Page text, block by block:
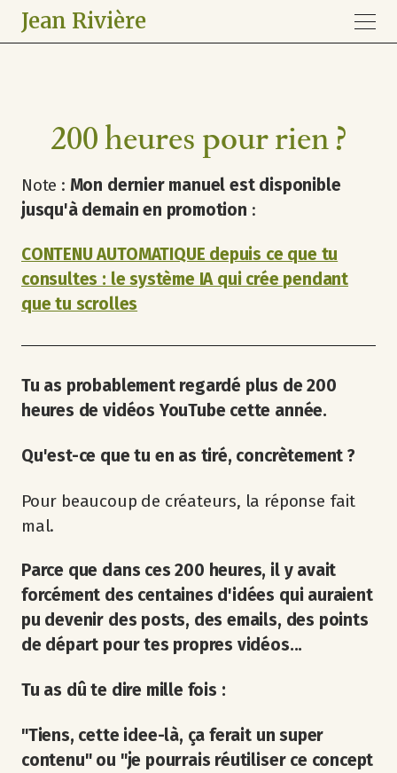
Jean Rivière
200 heures pour rien ?
Note : Mon dernier manuel est disponible
jusqu'à demain en promotion :
CONTENU AUTOMATIQUE depuis ce que tu
consultes : le système IA qui crée pendant
que tu scrolles
Tu as probablement regardé plus de 200
heures de vidéos YouTube cette année.
Qu'est-ce que tu en as tiré, concrètement ?
Pour beaucoup de créateurs, la réponse fait
mal.
Parce que dans ces 200 heures, il y avait
forcément des centaines d'idées qui auraient
pu devenir des posts, des emails, des points
de départ pour tes propres vidéos...
Tu as dû te dire mille fois :
"Tiens, cette idee-là, ça ferait un super
contenu" ou "je pourrais réutiliser ce concept